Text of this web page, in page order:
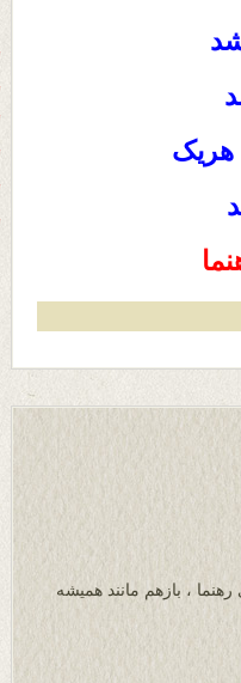
هریک
، بازهم مانند همیشه